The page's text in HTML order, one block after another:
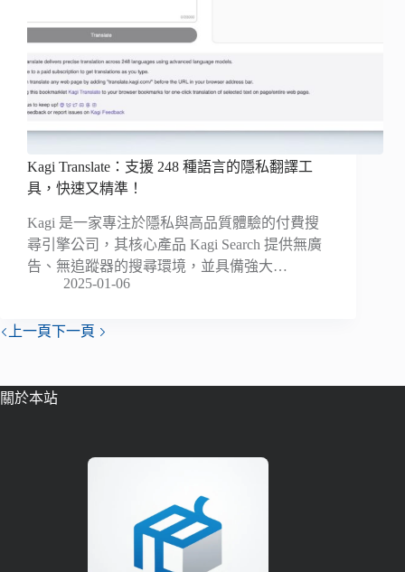
Kagi Translate：支援 248 種語言的隱私翻譯工
具，快速又精準！
Kagi 是一家專注於隱私與高品質體驗的付費搜
尋引擎公司，其核心產品 Kagi Search 提供無廣
告、無追蹤器的搜尋環境，並具備強大…
2025-01-06
上一頁下一頁
關於本站